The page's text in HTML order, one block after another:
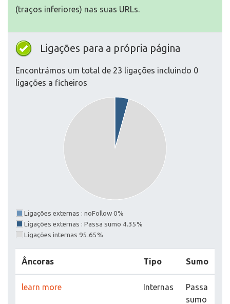
(traços inferiores) nas suas URLs.
Ligações para a própria página
Encontrámos um total de 23 ligações incluindo 0
ligações a ficheiros
Ligações externas : noFollow 0%
Ligações externas : Passa sumo 4.35%
Ligações internas 95.65%
Âncoras Tipo Sumo
learn more Internas
Passa
sumo